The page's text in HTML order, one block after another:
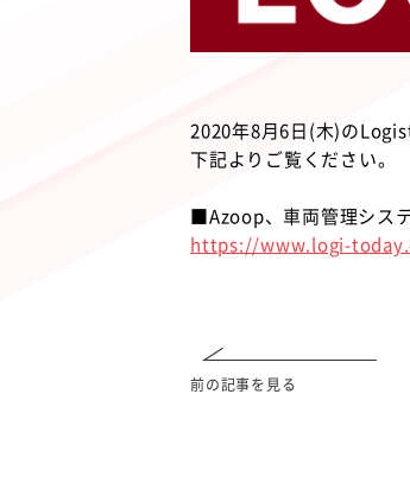
2020年8月6日(木)の
下記よりご覧ください。
■Azoop、車両管理シス
https://www.logi-
前の記事を見る